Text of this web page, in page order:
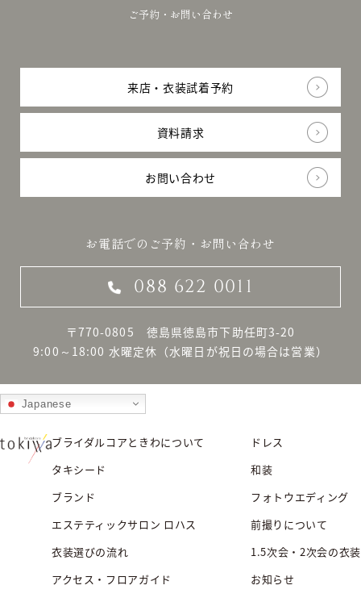
ご予約・お問い合わせ
お電話でのご予約・お問い合わせ
088 622 0011
〒770-0805 徳島県徳島市下助任町3-20
9:00～18:00 水曜定休 （水曜日が祝日の場合は営業）
来店・衣装試着予約
資料請求
お問い合わせ
Japanese
ブライダルコアときわについて
タキシード
ブランド
エステティックサロン ロハス
衣装選びの流れ
アクセス・フロアガイド
ドレス
和装
フォトウエディング
前撮りについて
1.5次会・2次会の衣装
お知らせ